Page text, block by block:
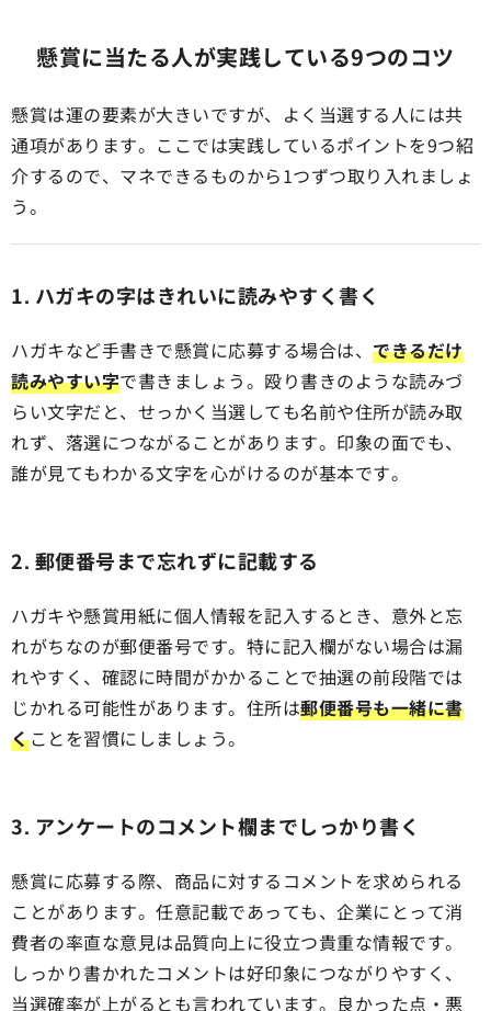
懸賞に当たる人が実践している9つのコツ
懸賞は運の要素が大きいですが、よく当選する人には共
通項があります。ここでは実践しているポイントを9つ紹
介するので、マネできるものから1つずつ取り入れましょ
う。
1. ハガキの字はきれいに読みやすく書く
ハガキなど手書きで懸賞に応募する場合は、 できるだけ
読みやすい字で書きましょう。殴り書きのような読みづ
らい文字だと、せっかく当選しても名前や住所が読み取
れず、落選につながることがあります。印象の面でも、
誰が見てもわかる文字を心がけるのが基本です。
2. 郵便番号まで忘れずに記載する
ハガキや懸賞用紙に個人情報を記入するとき、意外と忘
れがちなのが郵便番号です。特に記入欄がない場合は漏
れやすく、確認に時間がかかることで抽選の前段階では
じかれる可能性があります。住所は郵便番号も一緒に書
くことを習慣にしましょう。
3. アンケートのコメント欄までしっかり書く
懸賞に応募する際、商品に対するコメントを求められる
ことがあります。任意記載であっても、企業にとって消
費者の率直な意見は品質向上に役立つ貴重な情報です。
しっかり書かれたコメントは好印象につながりやすく、
当選確率が上がるとも言われています。良かった点・悪